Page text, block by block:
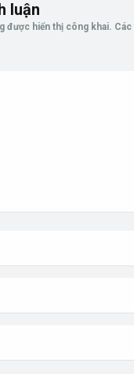
luận
được hiển thị công khai.